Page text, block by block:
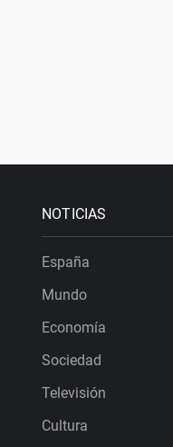
NOTICIAS
España
Mundo
Economía
Sociedad
Televisión
Cultura